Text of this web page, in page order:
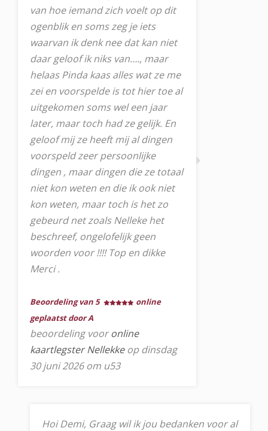
van hoe iemand zich voelt op dit
ogenblik en soms zeg je iets
waarvan ik denk nee dat kan niet
daar geloof ik niks van…., maar
helaas Pinda kaas alles wat ze me
zei en voorspelde is tot hier toe al
uitgekomen soms wel een jaar
later, maar toch had ze gelijk. En
geloof mij ze heeft mij al dingen
voorspeld zeer persoonlijke
dingen , maar dingen die ze totaal
niet kon weten en die ik ook niet
kon weten, maar toch is het zo
gebeurd net zoals Nelleke het
beschreef, ongelofelijk geen
woorden voor !!!! Top en dikke
Merci .
Beoordeling van 5
online
geplaatst door A
beoordeling vooronline
kaartlegster Nellekkeop dinsdag
30 juni 2026 om u53
Hoi Demi, Graag wil ik jou bedanken voor al